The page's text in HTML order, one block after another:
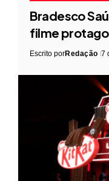
Bradesco
filme
Escrito porRedação 7